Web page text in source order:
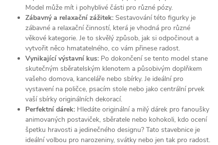
Model může mít i pohyblivé části pro různé pózy.
Zábavný a relaxační zážitek: Sestavování této figurky je
zábavné a relaxační činností, která je vhodná pro různé
věkové kategorie. Je to skvělý způsob, jak si odpočinout a
vytvořit něco hmatatelného, co vám přinese radost.
Vynikající výstavní kus: Po dokončení se tento model stane
skutečným sběratelským klenotem a působivým doplňkem
vašeho domova, kanceláře nebo sbírky. Je ideální pro
vystavení na poličce, psacím stole nebo jako centrální prvek
vaší sbírky originálních dekorací.
Perfektní dárek: Hledáte originální a milý dárek pro fanoušky
animovaných postaviček, sběratele nebo kohokoli, kdo ocení
špetku hravosti a jedinečného designu? Tato stavebnice je
ideální volbou pro narozeniny, svátky nebo jen tak pro radost.